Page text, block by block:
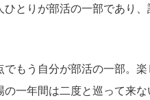
ひとりが部活の一部であり
でもう自分が部活の一部。
の一年間は二度と巡って来